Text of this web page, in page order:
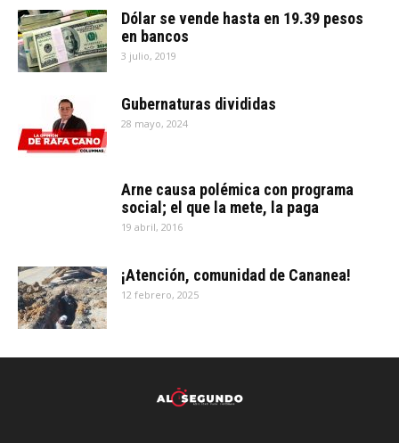
Dólar se vende hasta en 19.39 pesos
en bancos
3 julio, 2019
Gubernaturas divididas
28 mayo, 2024
Arne causa polémica con programa
social; el que la mete, la paga
19 abril, 2016
¡Atención, comunidad de Cananea!
12 febrero, 2025